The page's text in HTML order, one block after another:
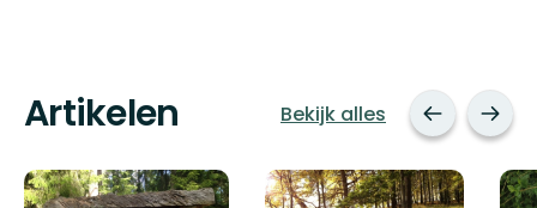
Artikelen Bekijk alles